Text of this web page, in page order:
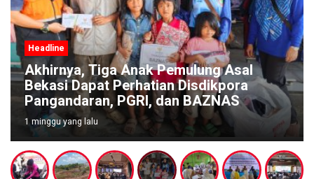
Headline
Akhirnya, Tiga Anak Pemulung Asal
Bekasi Dapat Perhatian Disdikpora
Pangandaran, PGRI, dan BAZNAS
1 minggu yang lalu